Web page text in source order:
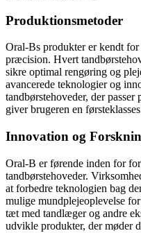
Produktionsmetoder
Oral-Bs produkter er kendt for
præcision. Hvert
sikre optimal rengøring og
avancerede teknologier og
tandbørstehoveder, der
giver brugeren en
Innovation og
Oral-B er førende inden for
tandbørstehoveder.
at forbedre teknologien bag
mulige mundplejeoplevelse
tæt med tandlæger og andre
udvikle produkter, der møder